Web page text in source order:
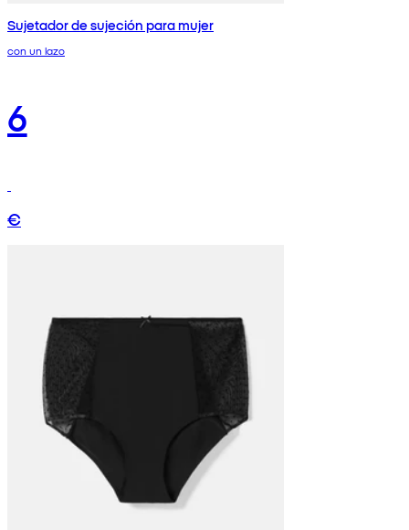
Sujetador de sujeción para mujer
con un lazo
6
€